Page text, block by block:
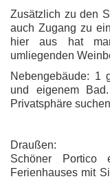
Zusätzlich zu den
auch Zugang zu
hier aus hat
umliegenden
Nebengebäude: 1
und eigenem
Privatsphäre
Draußen:
Schöner Portico
Ferienhauses mit